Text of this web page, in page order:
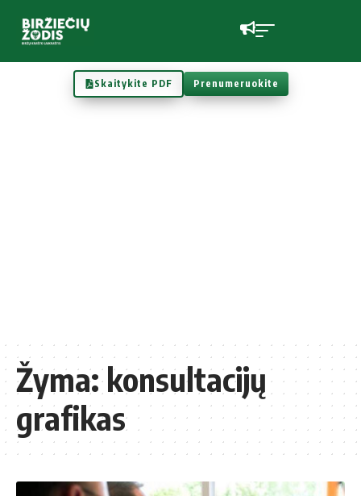
Skaitykite PDF Prenumeruokite
Žyma:konsultacijų
grafikas